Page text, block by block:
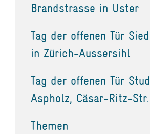
Brandstrasse in Uster
Tag der offenen Tür
in Zürich-Aussersihl
Tag der offenen Tür
Aspholz, Cäsar-Ritz-
Themen